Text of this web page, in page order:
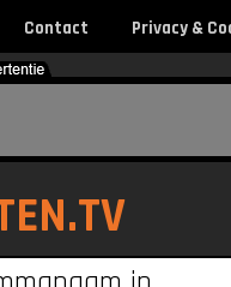
Contact Privacy &